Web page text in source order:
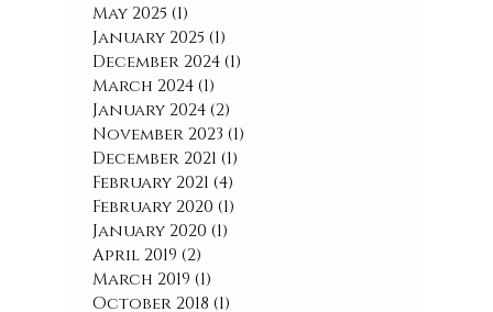
May 2025 (1)
January 2025 (1)
December 2024 (1)
March 2024 (1)
January 2024 (2)
November 2023 (1)
December 2021 (1)
February 2021 (4)
February 2020 (1)
January 2020 (1)
April 2019 (2)
March 2019 (1)
October 2018 (1)